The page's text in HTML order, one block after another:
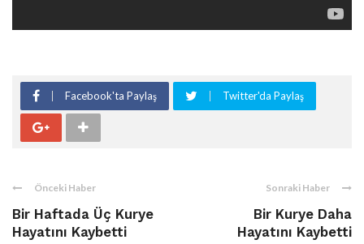
Facebook'ta Paylaş Twitter'da Paylaş
Önceki Haber
Bir Haftada Üç Kurye
Hayatını Kaybetti
Sonraki Haber
Bir Kurye Daha
Hayatını Kaybetti